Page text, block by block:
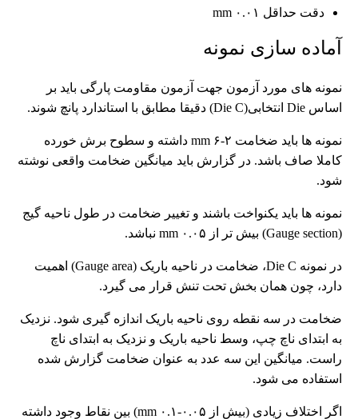
دقت حداقل ۰.۰۱ mm
آماده سازی نمونه
نمونه های مورد آزمون جهت آزمون مقاومت پارگی باید بر
اساس Die انتخابی(Die C) دقیقا مطابق با استاندارد پانچ شوند.
نمونه ها باید ضخامت ۲-۶ mm داشته و سطوح برش خورده
کاملا صاف باشد. در گزارش باید میانگین ضخامت واقعی نوشته
شود.
نمونه ها باید یکنواخت باشند و تغییر ضخامت در طول ناحیه گیج
(Gauge section) بیش تر از ۰.۰۵ mm نباشد.
در نمونه Die C، ضخامت در ناحیه باریک (Gauge area) اهمیت
دارد، چون همان بخش تحت تنش قرار می گیرد.
ضخامت در سه نقطه روی ناحیه باریک اندازه گیری شود. نزدیک
به ابتدای ناچ چپ، وسط ناحیه باریک و نزدیک به ابتدای ناچ
راست. میانگین این سه عدد به عنوان ضخامت گزارش شده
استفاده می شود.
اگر اختلاف زیادی (بیش از ۰.۰۵-۰.۱ mm) بین نقاط وجود داشته